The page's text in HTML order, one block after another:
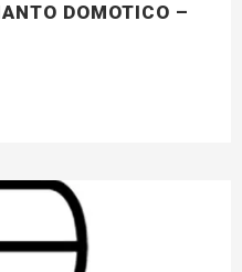
DOMOTICO –